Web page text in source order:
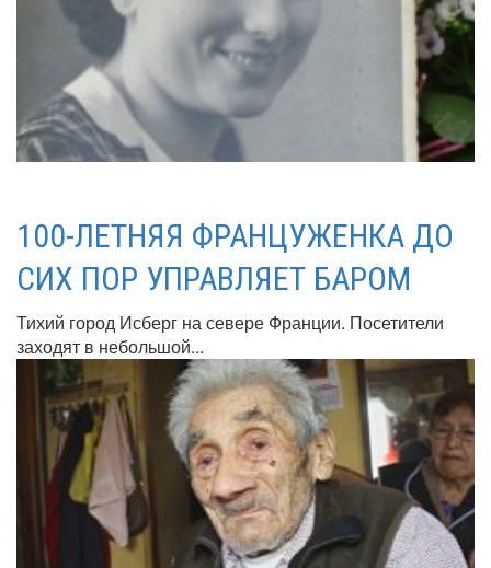
100-ЛЕТНЯЯ ФРАНЦУЖЕНКА ДО
СИХ ПОР УПРАВЛЯЕТ БАРОМ
Тихий город Исберг на севере Франции. Посетители
заходят в небольшой...